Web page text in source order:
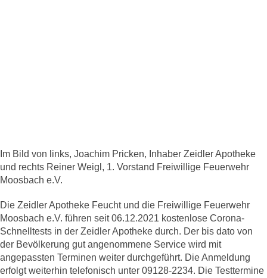
Im Bild von links, Joachim Pricken, Inhaber Zeidler Apotheke
und rechts Reiner Weigl, 1. Vorstand Freiwillige Feuerwehr
Moosbach e.V.
Die Zeidler Apotheke Feucht und die Freiwillige Feuerwehr
Moosbach e.V. führen seit 06.12.2021 kostenlose Corona-
Schnelltests in der Zeidler Apotheke durch. Der bis dato von
der Bevölkerung gut angenommene Service wird mit
angepassten Terminen weiter durchgeführt. Die Anmeldung
erfolgt weiterhin telefonisch unter 09128-2234. Die Testtermine